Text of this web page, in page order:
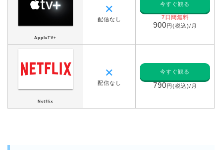
AppleTV+
✕
配信なし
今すぐ観る
7日間無料
900円(税込)/月
Netflix
✕
配信なし
今すぐ観る
790円(税込)/月